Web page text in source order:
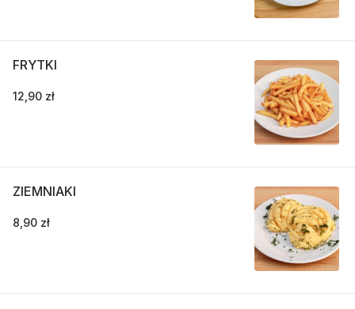
FRYTKI
12,90 zł
ZIEMNIAKI
8,90 zł